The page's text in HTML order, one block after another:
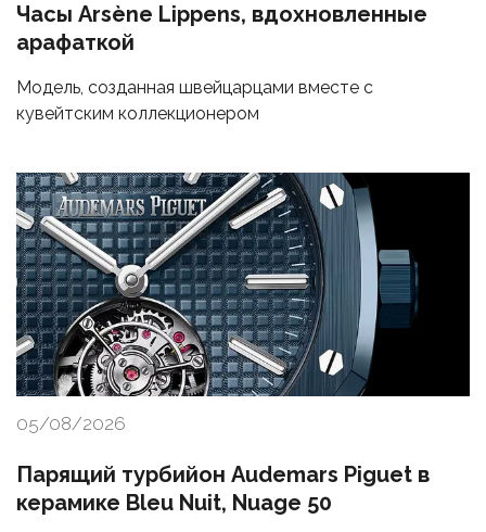
Часы Arsène Lippens, вдохновленные
арафаткой
Модель, созданная швейцарцами вместе с
кувейтским коллекционером
05/08/2026
Парящий турбийон Audemars Piguet в
керамике Bleu Nuit, Nuage 50